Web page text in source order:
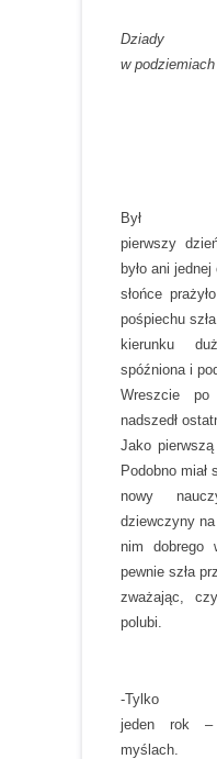
Dziady
w
Był
pierwszy
było ani
słońce
pośpiechu
kierunku
spóźniona i
Wreszcie po
nadszedł
Jako
Podobno miał
nowy
dziewczyny na
nim dobrego
pewnie szła
zważając,
polubi.
-Tylko
jeden rok –
myślach.